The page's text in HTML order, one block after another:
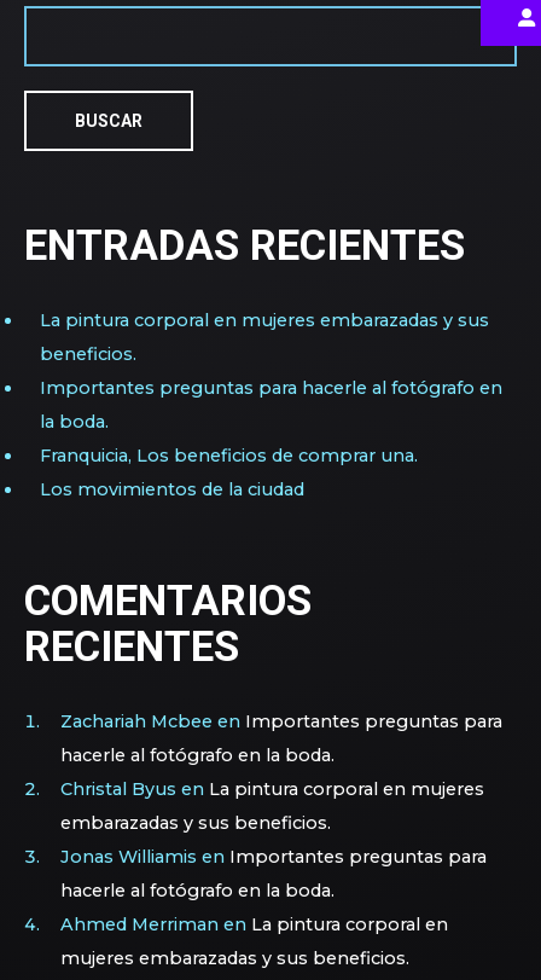
BUSCAR
ENTRADAS RECIENTES
La pintura corporal en mujeres embarazadas y sus
beneficios.
Importantes preguntas para hacerle al fotógrafo en
la boda.
Franquicia, Los beneficios de comprar una.
Los movimientos de la ciudad
COMENTARIOS
RECIENTES
Zachariah Mcbee en Importantes preguntas para
hacerle al fotógrafo en la boda.
Christal Byus en La pintura corporal en mujeres
embarazadas y sus beneficios.
Jonas Williamis en Importantes preguntas para
hacerle al fotógrafo en la boda.
Ahmed Merriman en La pintura corporal en
mujeres embarazadas y sus beneficios.